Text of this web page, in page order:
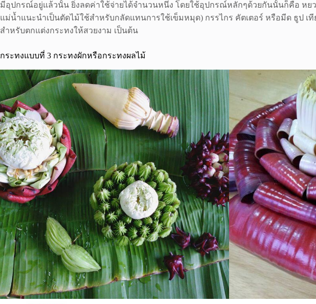
มีอุปกรณ์อยู่แล้วนั้น ยิ่งลดค่าใช้จ่ายได้จำนวนหนึ่ง โดยใช้อุปกรณ์หลักๆด้วยกันนั้นก็คือ ห
แม่น้ำแนะนำเป็นตัดไม้ใช้สำหรับกลัดแทนการใช้เข็มหมุด) กรรไกร คัตเตอร์ หรือมีด ธูป
สำหรับตกแต่งกระทงให้สวยงาม เป็นต้น
กระทงแบบที่ 3 กระทงผักหรือกระทงผลไม้